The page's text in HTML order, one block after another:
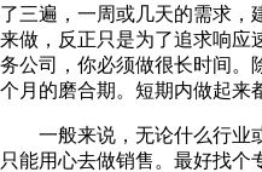
了三遍，一周或几天的需求，
来做，反正只是为了追求响应
务公司，你必须做很长时间。
个月的磨合期。短期内做起来
一般来说，无论什么行业
只能用心去做销售。最好找个